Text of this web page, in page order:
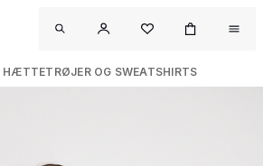
HÆTTETRØJER OG SWEATSHIRTS